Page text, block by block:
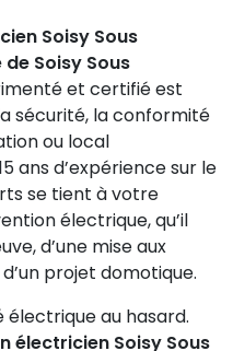
24h/24 pour
et réparer la
générale
négligez pas la mise à
le bon
et du différentiel
électrique
Notreartisan
Sous
fournir une checklist
Soisy Sous
Soisy Sous
et certifié est
sécurité, la conformité
ou local
ans d’expérience sur le
se tient à votre
électrique, qu’il
d’une mise aux
projet domotique.
électrique au hasard.
électricien Soisy Sous